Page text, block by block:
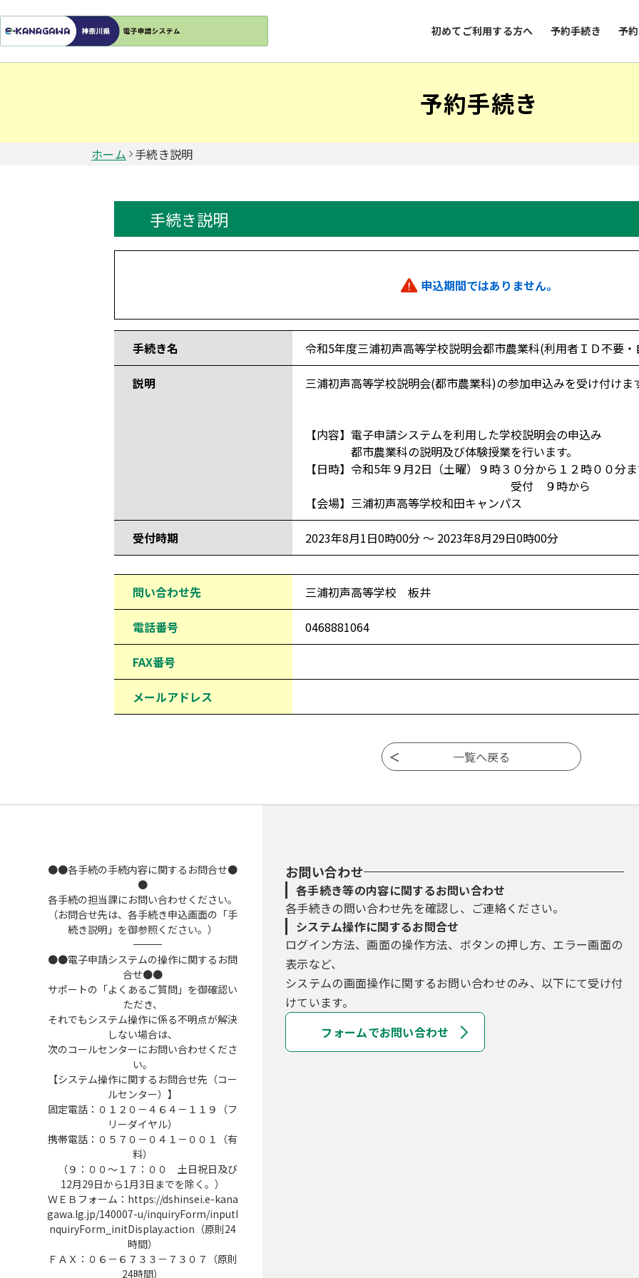
初めてご利用する方へ 予約手続き 予
予約手続き
ホーム 手続き説明
手続き説明
申込期間ではありません。
手続き名 令和5年度三浦初声高等学校説明会都市農業科(利用者ＩＤ不要・
説明 三浦初声高等学校説明会(都市農業科)の参加申込みを受け付けま
【内容】電子申請システムを利用した学校説明会の申込み
都市農業科の説明及び体験授業を行います。
【日時】令和5年９月2日（土曜）９時３０分から１２時００分
受付 ９時から
【会場】三浦初声高等学校和田キャンパス
受付時期 2023年8月1日0時00分 ～ 2023年8月29日0時00分
問い合わせ先 三浦初声高等学校 板井
電話番号 0468881064
FAX番号
メールアドレス
●●各手続の手続内容に関するお問合せ●
●
各手続の担当課にお問い合わせください。
（お問合せ先は、各手続き申込画面の「手
続き説明」を御参照ください。）
――――――――――――――――――――――――――――――――――――――――――――――――――
●●電子申請システムの操作に関するお問
合せ●●
サポートの「よくあるご質問」を御確認い
ただき、
それでもシステム操作に係る不明点が解決
しない場合は、
次のコールセンターにお問い合わせくださ
い。
【システム操作に関するお問合せ先（コー
ルセンター）】
固定電話：０１２０－４６４－１１９（フ
リーダイヤル）
携帯電話：０５７０－０４１－００１（有
料）
（９：００～１７：００ 土日祝日及び
12月29日から1月3日までを除く。）
ＷＥＢフォーム：https://dshinsei.e-kana
gawa.lg.jp/140007-u/inquiryForm/inputI
nquiryForm_initDisplay.action（原則24
時間）
ＦＡＸ：０６－６７３３－７３０７（原則
24時間）
お問い合わせ
各手続き等の内容に関するお問い合わせ
各手続きの問い合わせ先を確認し、ご連絡ください。
システム操作に関するお問合せ
ログイン方法、画面の操作方法、ボタンの押し方、エラー画面の
表示など、
システムの画面操作に関するお問い合わせのみ、以下にて受け付
けています。
フォームでお問い合わせ